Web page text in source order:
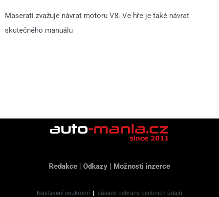
Maserati zvažuje návrat motoru V8. Ve hře je také návrat
skutečného manuálu
Redakce | Odkazy | Možnosti inzerce
Nastavení soukromí Zásady ochrany osobních údajů